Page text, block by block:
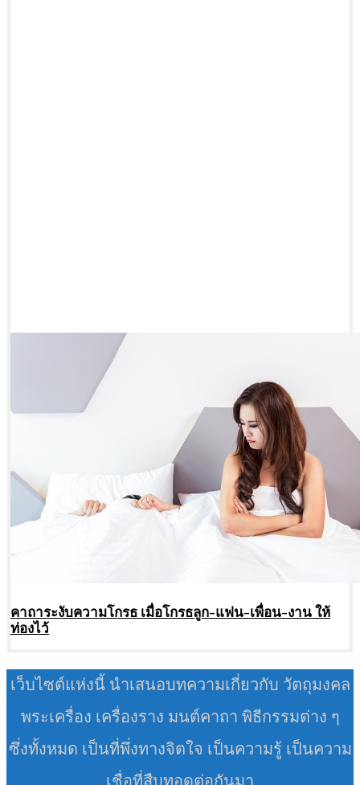
คาถาระงับความโกรธ เมื่อโกรธลูก-แฟน-เพื่อน-งาน ให้
ท่องไว้
เว็บไซต์แห่งนี้ นำเสนอบทความเกี่ยวกับ วัตถุมงคล
พระเครื่อง เครื่องราง มนต์คาถา พิธีกรรมต่าง ๆ
ซึ่งทั้งหมด เป็นที่พึ่งทางจิตใจ เป็นความรู้ เป็นความ
เชื่อที่สืบทอดต่อกันมา